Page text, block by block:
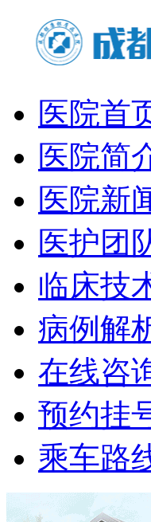
医院首
医院简
医院新
医护团
临床技
病例解
在线咨
预约挂
乘车路